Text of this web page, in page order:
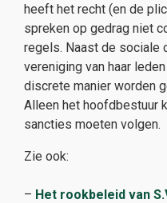
heeft het recht (en de
spreken op gedrag niet
regels. Naast de sociale
vereniging van haar
discrete manier worden
Alleen het hoofdbestuur
sancties moeten volgen.
Zie ook:
– Het rookbeleid van